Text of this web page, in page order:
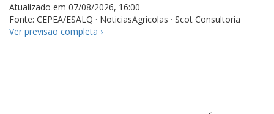
Atualizado em 07/08/2026, 16:00
Fonte: CEPEA/ESALQ · NoticiasAgricolas · Scot Consultoria
Ver previsão completa ›